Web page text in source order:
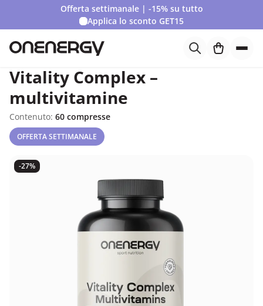
Offerta settimanale | -15% su tutto
Applica lo sconto GET15
Vitality Complex –
multivitamine
Contenuto: 60 compresse
OFFERTA SETTIMANALE
-27%